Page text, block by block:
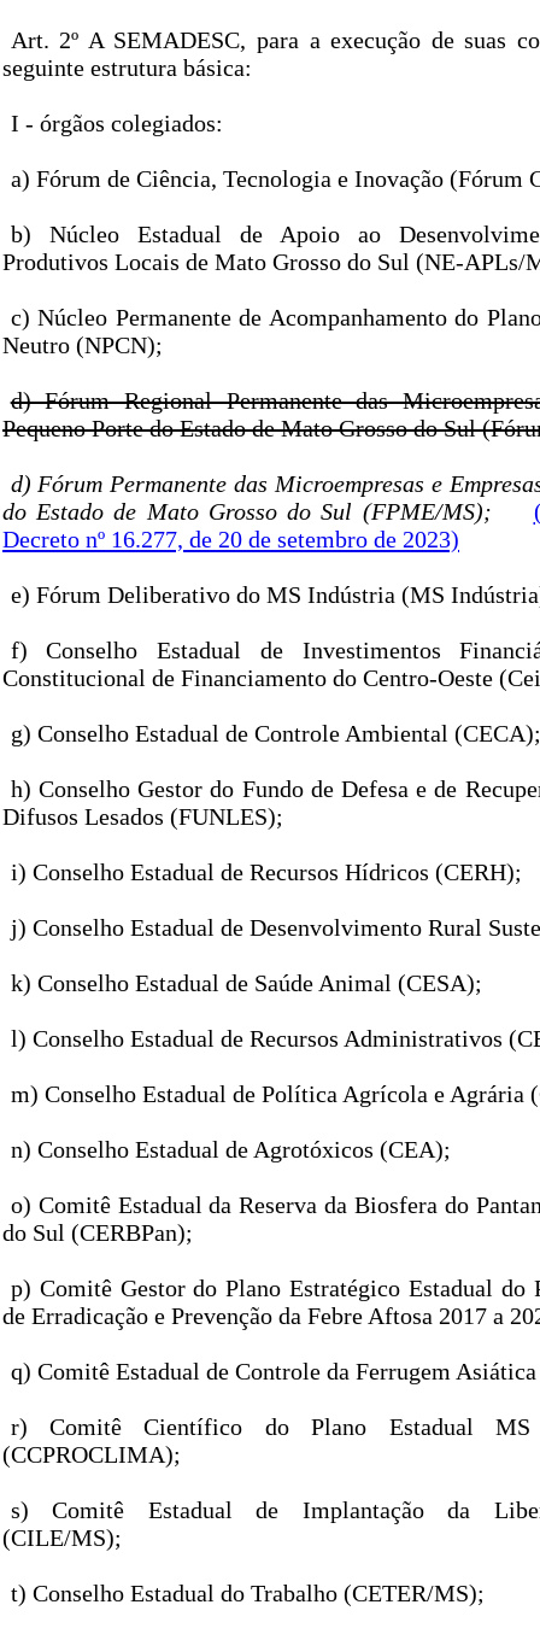
Art. 2º A SEMADESC, para a execução de suas
seguinte estrutura básica:
I - órgãos colegiados:
a) Fórum de Ciência, Tecnologia e Inovação (Fórum
b) Núcleo Estadual de Apoio ao
Produtivos Locais de Mato Grosso do Sul (NE-APLs/
c) Núcleo Permanente de Acompanhamento do
Neutro (NPCN);
d) Fórum Regional Permanente das
Pequeno Porte do Estado de Mato Grosso do Sul
d) Fórum Permanente das Microempresas e
do Estado de Mato Grosso do Sul (FPME/MS);
Decreto nº 16.277, de 20 de setembro de 2023)
e) Fórum Deliberativo do MS Indústria (MS
f) Conselho Estadual de Investimentos
Constitucional de Financiamento do Centro-Oeste
g) Conselho Estadual de Controle Ambiental (CECA);
h) Conselho Gestor do Fundo de Defesa e de
Difusos Lesados (FUNLES);
i) Conselho Estadual de Recursos Hídricos (CERH);
j) Conselho Estadual de Desenvolvimento Rural
k) Conselho Estadual de Saúde Animal (CESA);
l) Conselho Estadual de Recursos Administrativos
m) Conselho Estadual de Política Agrícola e Agrária
n) Conselho Estadual de Agrotóxicos (CEA);
o) Comitê Estadual da Reserva da Biosfera do
do Sul (CERBPan);
p) Comitê Gestor do Plano Estratégico Estadual do
de Erradicação e Prevenção da Febre Aftosa 2017 a
q) Comitê Estadual de Controle da Ferrugem
r) Comitê Científico do Plano Estadual MS
(CCPROCLIMA);
s) Comitê Estadual de Implantação da
(CILE/MS);
t) Conselho Estadual do Trabalho (CETER/MS);